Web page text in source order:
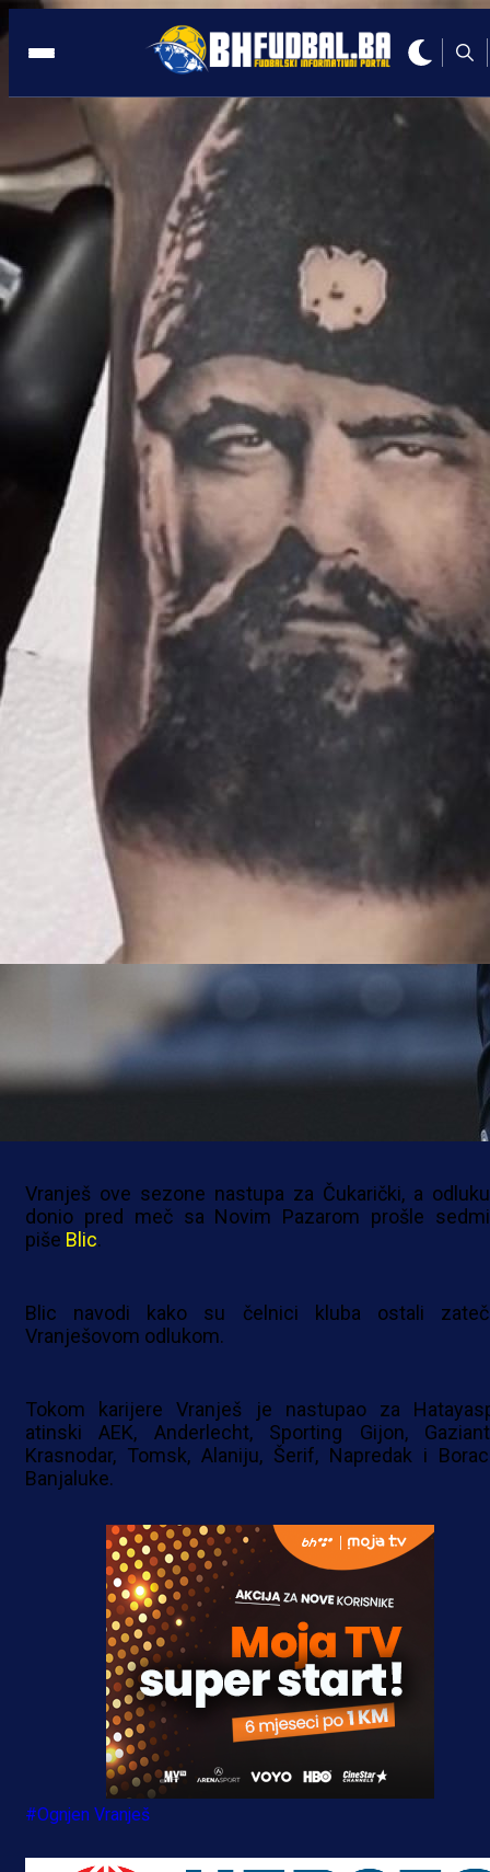
BIVŠI ZMAJ
10:35, 03.04.2024
ŠOK VIJEST: Ognjen Vranješ donio
neočekivanu odluku!
Redakcija
10:35, 03.04.2024
VRANJEŠ ZAVRŠIO KARIJERU
Bivši reprezentativac BiH Ognjen Vranješ,
Vranješ ove sezone nastupa za Čukarički, a
donio pred meč sa Novim Pazarom prošle
piše Blic.
Blic navodi kako su čelnici kluba ostali
Vranješovom odlukom.
Tokom karijere Vranješ je nastupao za
atinski AEK, Anderlecht, Sporting Gijon,
Krasnodar, Tomsk, Alaniju, Šerif, Napredak i
Banjaluke.
#Ognjen Vranješ